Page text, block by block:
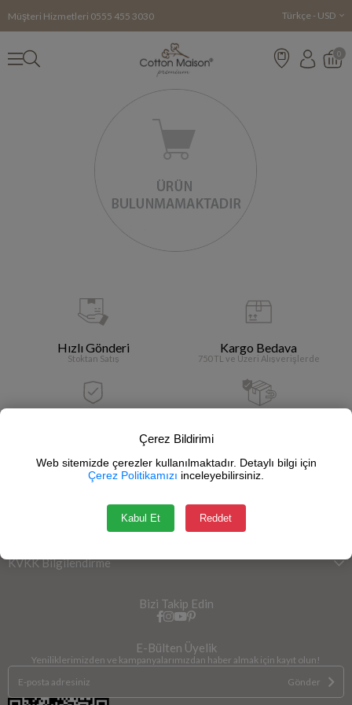
Müşteri Hizmetleri 0555 455 3030 Türkçe - USD
0
Hızlı Gönderi
Stoktan Satış
Kargo Bedava
750 TL ve Üzeri Alışverişlerde
KVKK Bilgilendirme
Bizi Takip Edin
E-Bülten Üyelik
Yeniliklerimizden ve kampanyalarımızdan haber almak için kayıt olun!
Gönder
Çerez Bildirimi
Web sitemizde çerezler kullanılmaktadır. Detaylı bilgi için
Çerez Politikamızı inceleyebilirsiniz.
Kabul Et Reddet